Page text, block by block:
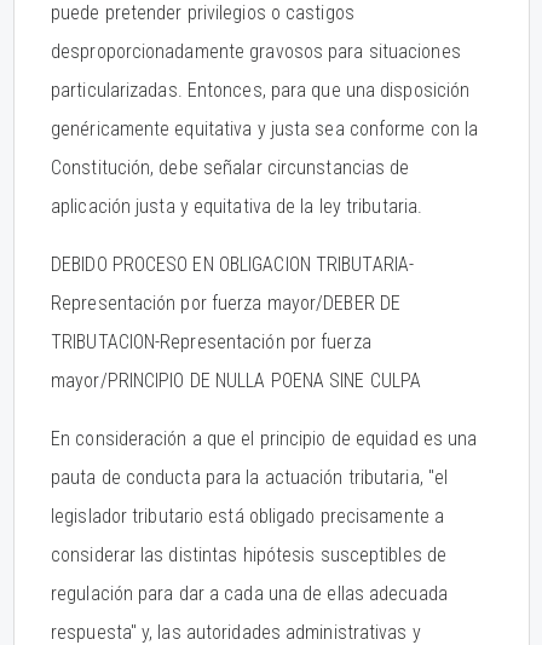
puede pretender privilegios o castigos
desproporcionadamente gravosos para situaciones
particularizadas. Entonces, para que una disposición
genéricamente equitativa y justa sea conforme con la
Constitución, debe señalar circunstancias de
aplicación justa y equitativa de la ley tributaria.
DEBIDO PROCESO EN OBLIGACION TRIBUTARIA-
Representación por fuerza mayor/DEBER DE
TRIBUTACION-Representación por fuerza
mayor/PRINCIPIO DE NULLA POENA SINE CULPA
En consideración a que el principio de equidad es una
pauta de conducta para la actuación tributaria, "el
legislador tributario está obligado precisamente a
considerar las distintas hipótesis susceptibles de
regulación para dar a cada una de ellas adecuada
respuesta" y, las autoridades administrativas y